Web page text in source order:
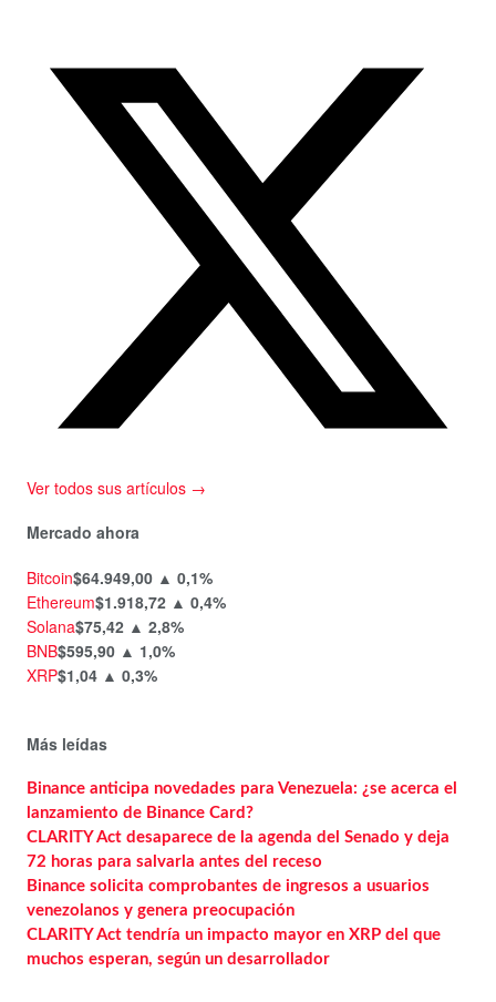
Ver todos sus artículos →
Mercado ahora
Bitcoin$64.949,00 ▲ 0,1%
Ethereum$1.918,72 ▲ 0,4%
Solana$75,42 ▲ 2,8%
BNB$595,90 ▲ 1,0%
XRP$1,04 ▲ 0,3%
Más leídas
Binance anticipa novedades para Venezuela: ¿se acerca el
lanzamiento de Binance Card?
CLARITY Act desaparece de la agenda del Senado y deja
72 horas para salvarla antes del receso
Binance solicita comprobantes de ingresos a usuarios
venezolanos y genera preocupación
CLARITY Act tendría un impacto mayor en XRP del que
muchos esperan, según un desarrollador